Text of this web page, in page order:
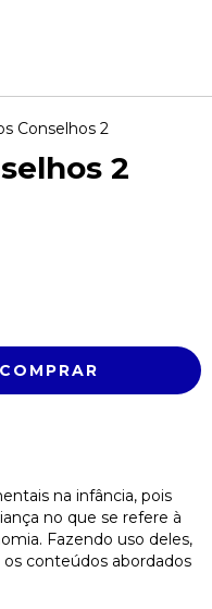
Conselhos 2
2
na infância, pois
no que se refere à
Fazendo uso deles,
conteúdos abordados